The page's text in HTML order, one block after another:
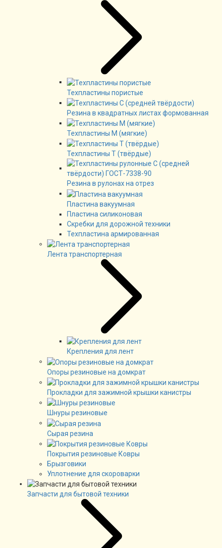
Техпластины пористые
Резина в квадратных листах формованная
Техпластины М (мягкие)
Техпластины Т (твёрдые)
Резина в рулонах на отрез
Пластина вакуумная
Пластина силиконовая
Скребки для дорожной техники
Техпластина армированная
Лента транспортерная
Крепления для лент
Опоры резиновые на домкрат
Прокладки для зажимной крышки канистры
Шнуры резиновые
Сырая резина
Покрытия резиновые Ковры
Брызговики
Уплотнение для скороварки
Запчасти для бытовой техники